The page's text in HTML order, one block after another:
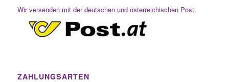
Wir versenden mit der deutschen und österreichischen Post.
ZAHLUNGSARTEN